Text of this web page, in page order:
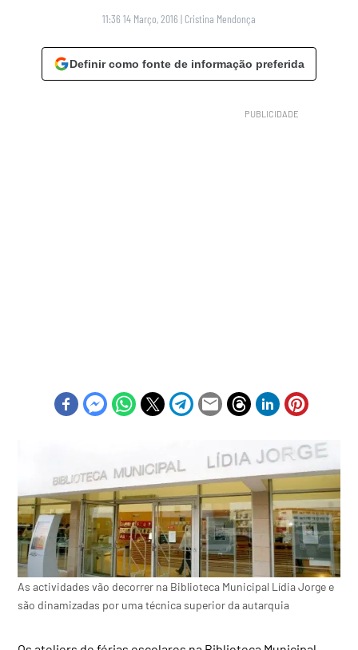
11:36 14 Março, 2016 | Cristina Mendonça
Definir como fonte de informação preferida
As actividades vão decorrer na Biblioteca Municipal Lídia Jorge e
são dinamizadas por uma técnica superior da autarquia